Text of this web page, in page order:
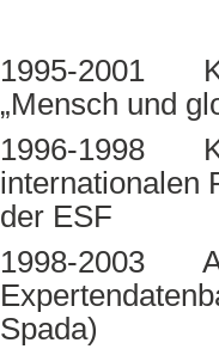
1995-2001
„Mensch und
1996-1998
internationalen
der ESF
1998-2003
Spada)